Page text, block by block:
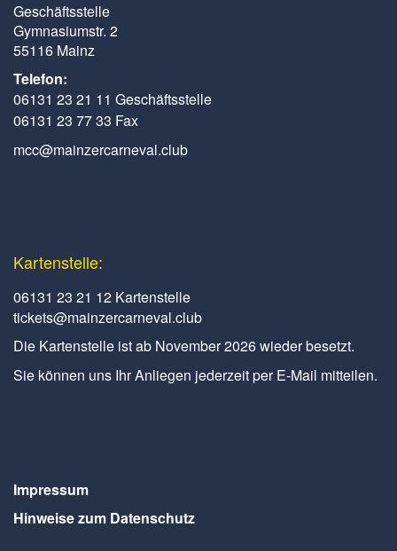
Geschäftsstelle
Gymnasiumstr. 2
55116 Mainz
Telefon:
06131 23 21 11 Geschäftsstelle
06131 23 77 33 Fax
mcc@mainzercarneval.club
Kartenstelle:
06131 23 21 12 Kartenstelle
tickets@mainzercarneval.club
Die Kartenstelle ist ab November 2026 wieder besetzt.
Sie können uns Ihr Anliegen jederzeit per E-Mail mitteilen.
Impressum
Hinweise zum Datenschutz